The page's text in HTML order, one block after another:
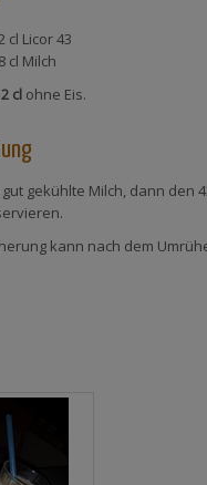
cl Licor 43
8 cl Milch
cl ohne Eis.
gekühlte Milch, dann den
kann nach dem